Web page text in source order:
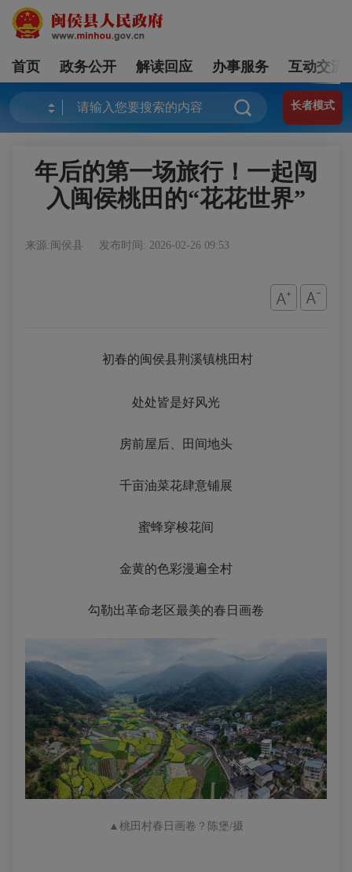
首页 政务公开 解读回应 办事服务 互动交流
长者模式
年后的第一场旅行！一起闯
入闽侯桃田的“花花世界”
来源:闽侯县 发布时间: 2026-02-26 09:53
初春的闽侯县荆溪镇桃田村
处处皆是好风光
房前屋后、田间地头
千亩油菜花肆意铺展
蜜蜂穿梭花间
金黄的色彩漫遍全村
勾勒出革命老区最美的春日画卷
▲ 桃田村春日画卷 ？陈堡/摄